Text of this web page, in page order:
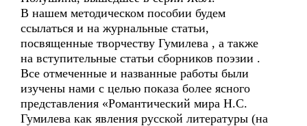
В нашем методическом пособии будем
ссылаться и на журнальные статьи,
посвященные творчеству Гумилева , а также
на вступительные статьи сборников поэзии .
Все отмеченные и названные работы были
изучены нами с целью показа более ясного
представления «Романтический мира Н.С.
Гумилева как явления русской литературы (на